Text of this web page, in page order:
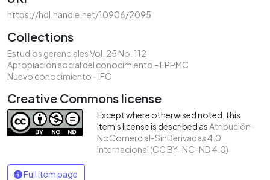
https://hdl.handle.net/10906/2095
Collections
Estudios gerenciales Vol. 25 No. 112
Apropiación social del conocimiento - EPPMC
Nuevo conocimiento - IFC
Creative Commons license
Except where otherwised noted, this
item's license is described asAtribución-
NoComercial-SinDerivadas 4.0
Internacional (CC BY-NC-ND 4.0)
Full item page